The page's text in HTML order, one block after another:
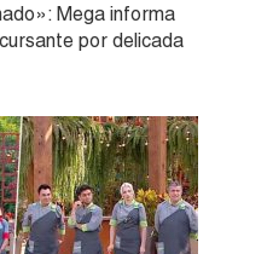
Mega informa
por delicada